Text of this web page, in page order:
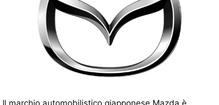
Il marchio automobilistico giapponese Mazda è